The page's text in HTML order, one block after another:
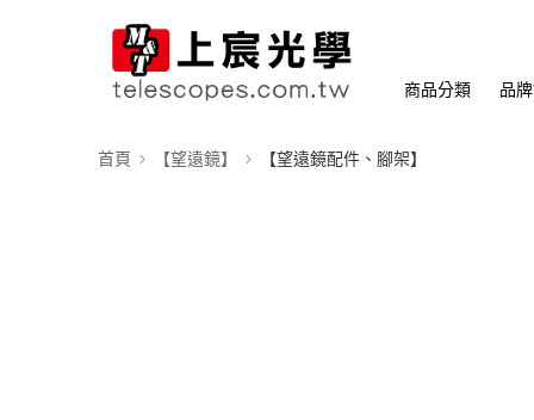
商品分類 品
首頁 【望遠鏡】 【望遠鏡配件、腳架】